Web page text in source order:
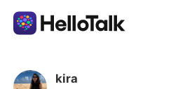
Dil Değişimi Uygulaması
kira